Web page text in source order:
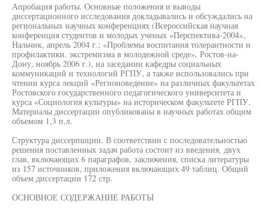
Апробация работы. Основные положения и выводы
диссертационного исследования докладывались и обсуждались на
региональных научных конференциях (Всероссийская научная
конференция студентов и молодых ученых «Перспектива-2004»,
Нальчик, апрель 2004 г.; «Проблемы воспитания толерантности и
профилактики. экстремизма в молодежной среде», Ростов-на-
Дону, ноябрь 2006 г.), на заседании кафедры социальных
коммуникаций и технологий РГПУ, а также использовались при
чтении курса лекций «Регионоведение» на различных факультетах
Ростовского государственного педагогического университета и
курса «Социология культуры» на историческом факультете РГПУ.
Материалы диссертации опубликованы в научных работах общим
объемом 1,3 п.л.
Структура диссерпшции. В соответствии с последовательностью
решения поставленных задач работа состоит из введения, двух
глав, включающих 6 параграфов, заключения, списка литературы
из 157 источников, приложения включающих 49 таблиц. Общий
объем диссертации 172 стр.
ОСНОВНОЕ СОДЕРЖАНИЕ РАБОТЫ